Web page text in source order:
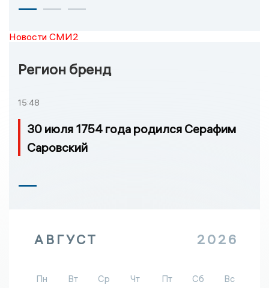
Новости СМИ2
Регион бренд
15:48
30 июля 1754 года родился Серафим
Саровский
АВГУСТ 2026
Пн Вт Ср Чт Пт Сб
Вс